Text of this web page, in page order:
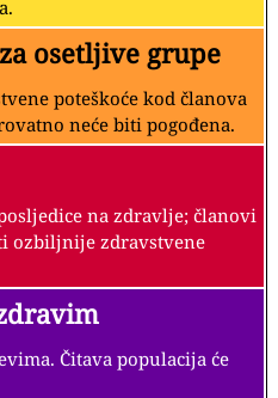
osetljive grupe
poteškoće kod članova
neće biti pogođena.
na zdravlje; članovi
ozbiljnije zdravstvene
Čitava populacija će